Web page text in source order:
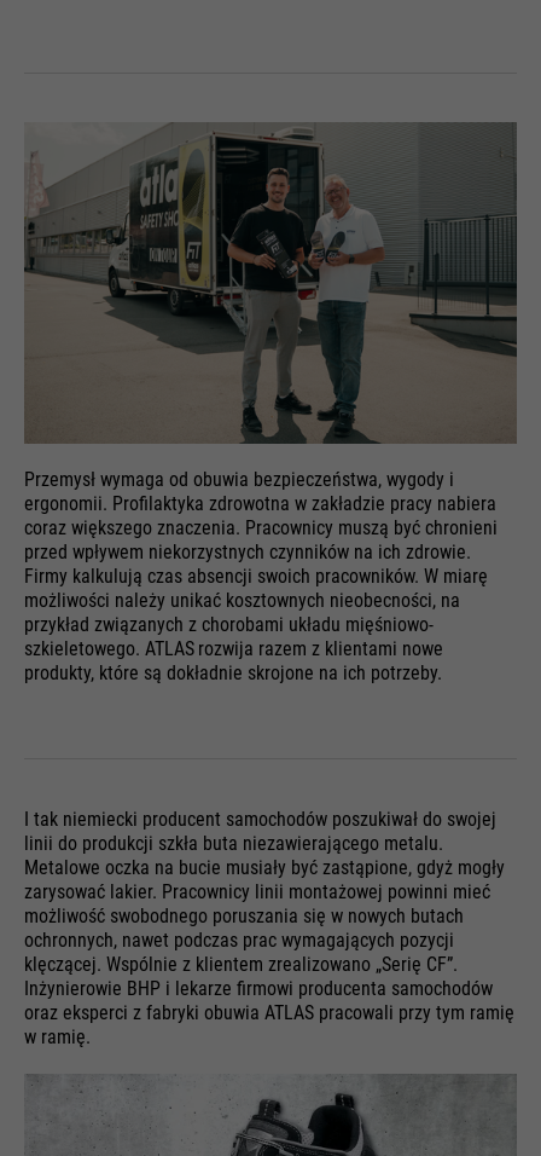
Przemysł wymaga od obuwia bezpieczeństwa, wygody i
ergonomii. Profilaktyka zdrowotna w zakładzie pracy nabiera
coraz większego znaczenia. Pracownicy muszą być chronieni
przed wpływem niekorzystnych czynników na ich zdrowie.
Firmy kalkulują czas absencji swoich pracowników. W miarę
możliwości należy unikać kosztownych nieobecności, na
przykład związanych z chorobami układu mięśniowo-
szkieletowego. ATLAS rozwija razem z klientami nowe
produkty, które są dokładnie skrojone na ich potrzeby.
I tak niemiecki producent samochodów poszukiwał do swojej
linii do produkcji szkła buta niezawierającego metalu.
Metalowe oczka na bucie musiały być zastąpione, gdyż mogły
zarysować lakier. Pracownicy linii montażowej powinni mieć
możliwość swobodnego poruszania się w nowych butach
ochronnych, nawet podczas prac wymagających pozycji
klęczącej. Wspólnie z klientem zrealizowano „Serię CF”.
Inżynierowie BHP i lekarze firmowi producenta samochodów
oraz eksperci z fabryki obuwia ATLAS pracowali przy tym ramię
w ramię.